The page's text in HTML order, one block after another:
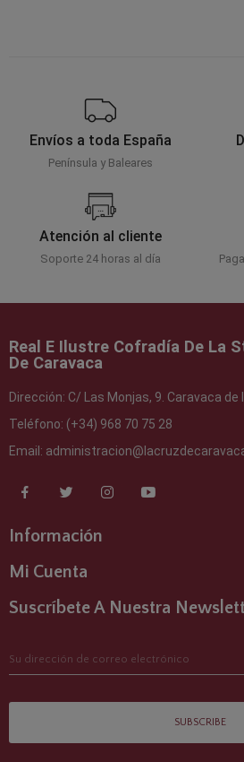
Envíos a toda España
Península y Baleares
Atención al cliente
Soporte 24 horas al día
Real E Ilustre Cofradía De La
De Caravaca
Dirección: C/ Las Monjas, 9. Caravaca de
Teléfono: (+34) 968 70 75 28
Email:
Información
Mi Cuenta
Suscríbete A Nuestra
SUBSCRIBE